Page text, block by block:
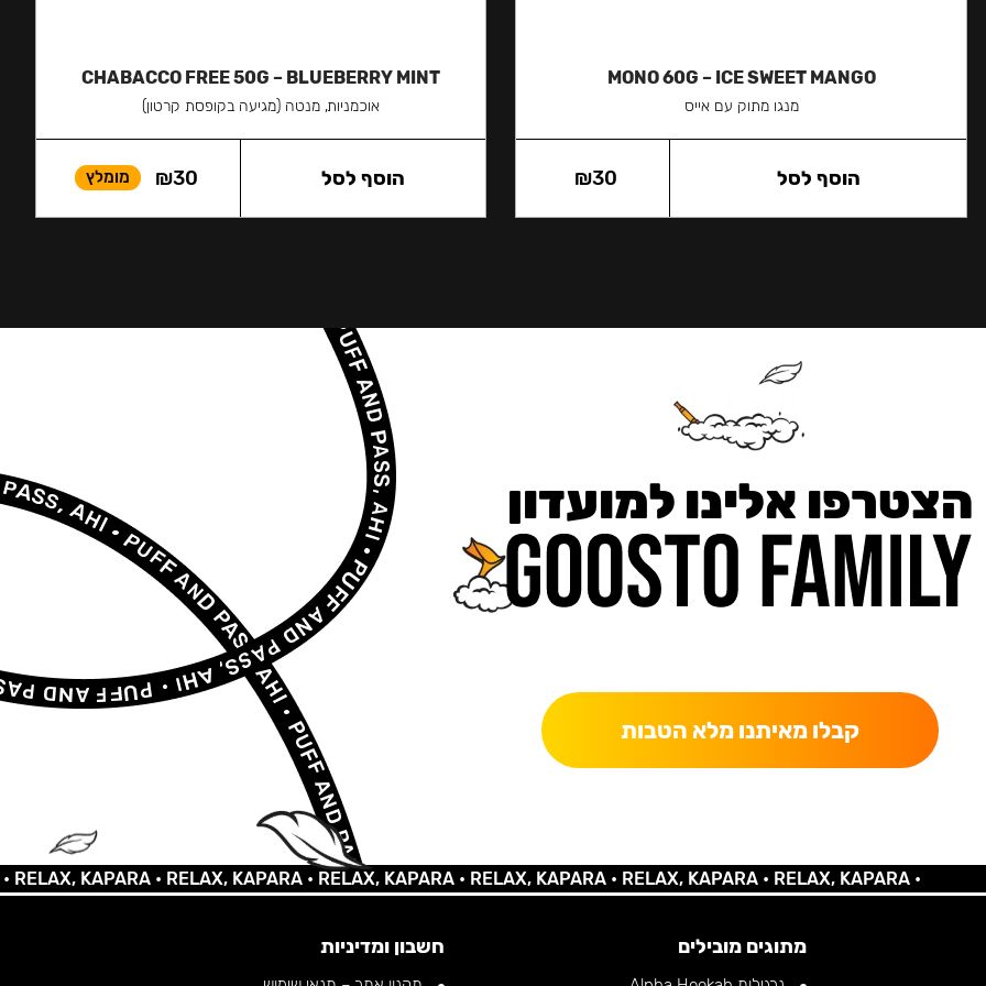
MONO 60G – ICE SWEET MANGO
מנגו מתוק עם אייס
₪30 הוסף לסל
CHABACCO FREE 50G – BLUEBERRY MINT
אוכמניות, מנטה (מגיעה בקופסת קרטון)
₪30 מומלץ הוסף לסל
הצטרפו אלינו למועדון
קבלו מאיתנו מלא הטבות
KAPARA •RELAX, KAPARA •RELAX, KAPARA •RELAX, KAPARA •RELAX, KAPARA •RELAX, KAPARA •
מתוגים מובילים חשבון ומדיניות